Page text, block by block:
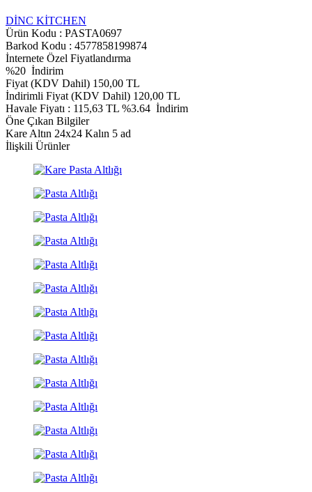
DİNC KİTCHEN
Ürün Kodu : PASTA0697
Barkod Kodu : 4577858199874
İnternete Özel Fiyatlandırma
%20 İndirim
Fiyat (KDV Dahil) 150,00 TL
İndirimli Fiyat (KDV Dahil) 120,00 TL
Havale Fiyatı : 115,63 TL %3.64 İndirim
Öne Çıkan Bilgiler
Kare Altın 24x24 Kalın 5 ad
İlişkili Ürünler